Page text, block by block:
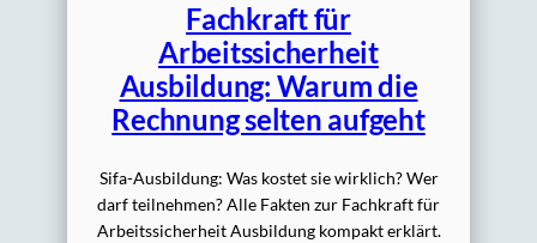
Fachkraft für
Arbeitssicherheit
Ausbildung: Warum die
Rechnung selten aufgeht
Sifa-Ausbildung: Was kostet sie wirklich? Wer
darf teilnehmen? Alle Fakten zur Fachkraft für
Arbeitssicherheit Ausbildung kompakt erklärt.